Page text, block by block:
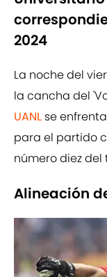
2024
La noche del
la cancha del
UANL se
para el partido
número diez del
Alineación